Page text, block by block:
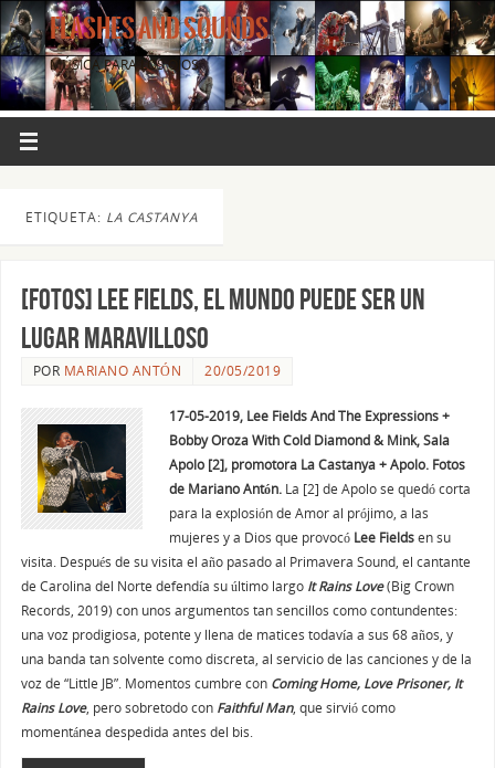
FLASHES AND SOUNDS
MÚSICA PARA LOS OJOS.
ETIQUETA: LA CASTANYA
[FOTOS] Lee Fields, el mundo puede ser un
lugar maravilloso
POR MARIANO ANTÓN 20/05/2019
17-05-2019, Lee Fields And The Expressions +
Bobby Oroza With Cold Diamond & Mink, Sala
Apolo [2], promotora La Castanya + Apolo. Fotos
de Mariano Antón. La [2] de Apolo se quedó corta
para la explosión de Amor al prójimo, a las
mujeres y a Dios que provocó Lee Fieldsen su
visita. Después de su visita el año pasado al Primavera Sound, el cantante
de Carolina del Norte defendía su último largo It Rains Love(Big Crown
Records, 2019) con unos argumentos tan sencillos como contundentes:
una voz prodigiosa, potente y llena de matices todavía a sus 68 años, y
una banda tan solvente como discreta, al servicio de las canciones y de la
voz de “Little JB”. Momentos cumbre con Coming Home, Love Prisoner, It
Rains Love, pero sobretodo con Faithful Man, que sirvió como
momentánea despedida antes del bis.